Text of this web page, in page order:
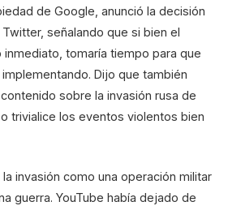
de Google, anunció la decisión
señalando que si bien el
tomaría tiempo para que
Dijo que también
sobre la invasión rusa de
trivialice los eventos violentos bien
invasión como una operación militar
guerra. YouTube había dejado de